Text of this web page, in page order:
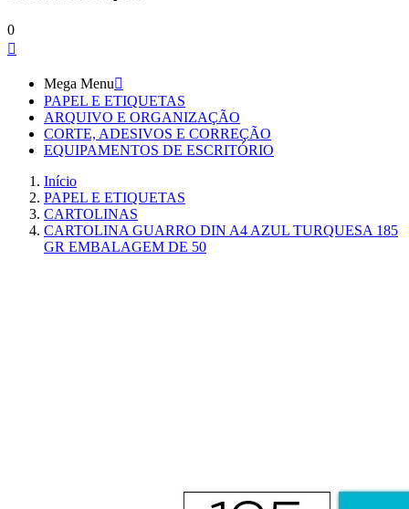
0

Mega Menu
PAPEL E ETIQUETAS
ARQUIVO E ORGANIZAÇÃO
CORTE, ADESIVOS E CORREÇÃO
EQUIPAMENTOS DE ESCRITÓRIO
Início
PAPEL E ETIQUETAS
CARTOLINAS
CARTOLINA GUARRO DIN A4 AZUL TURQUESA 185
GR EMBALAGEM DE 50